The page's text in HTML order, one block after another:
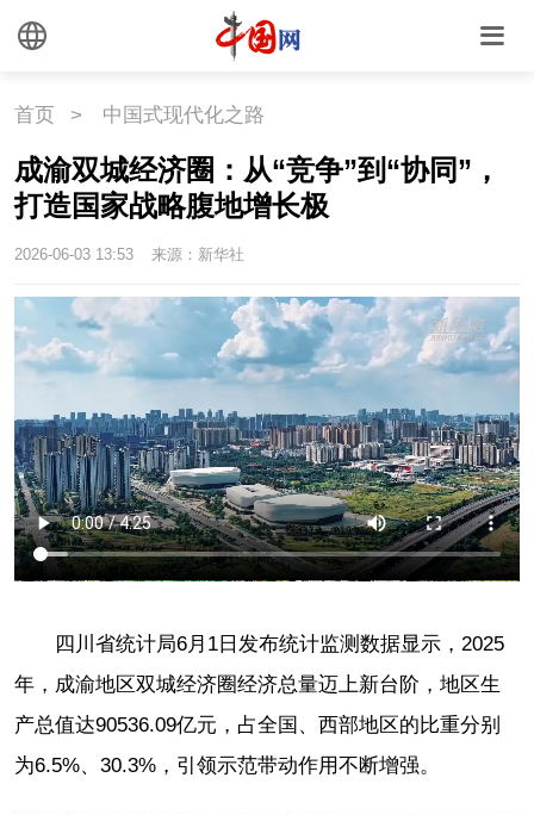
首页 > 中国式现代化之路
成渝双城经济圈：从“竞争”到“协同”，
打造国家战略腹地增长极
2026-06-03 13:53 来源：新华社
四川省统计局6月1日发布统计监测数据显示，2025
年，成渝地区双城经济圈经济总量迈上新台阶，地区生
产总值达90536.09亿元，占全国、西部地区的比重分别
为6.5%、30.3%，引领示范带动作用不断增强。